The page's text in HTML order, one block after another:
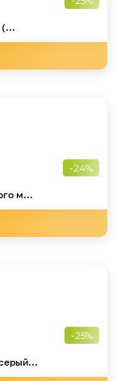
(...
-24%
м...
-25%